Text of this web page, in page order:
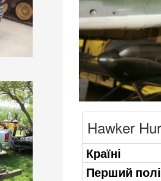
Hawker
Країні
Перший